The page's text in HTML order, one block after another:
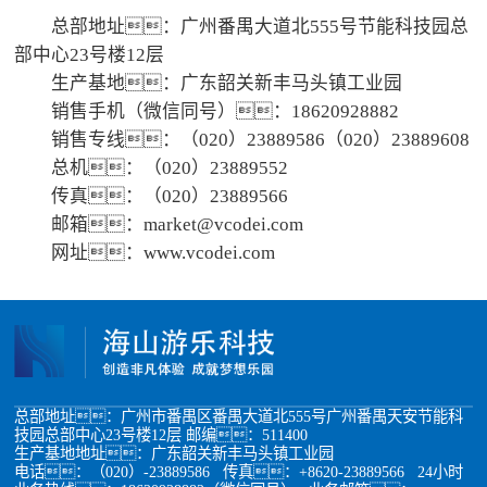
总部地址：广州番禺大道北555号节能科技园总
部中心23号楼12层
生产基地：广东韶关新丰马头镇工业园
销售手机（微信同号）：18620928882
销售专线：（020）23889586（020）23889608
总机：（020）23889552
传真：（020）23889566
邮箱：market@vcodei.com
网址：www.vcodei.com
总部地址：广州市番禺区番禺大道北555号广州番禺天安节能科
技园总部中心23号楼12层 邮编：511400
生产基地地址：广东韶关新丰马头镇工业园
电话：（020）-23889586 传真：+8620-23889566 24小时